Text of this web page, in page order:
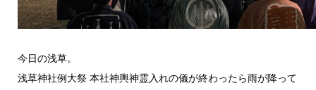
今日の浅草。
浅草神社例大祭 本社神輿神霊入れの儀が終わったら雨が降って